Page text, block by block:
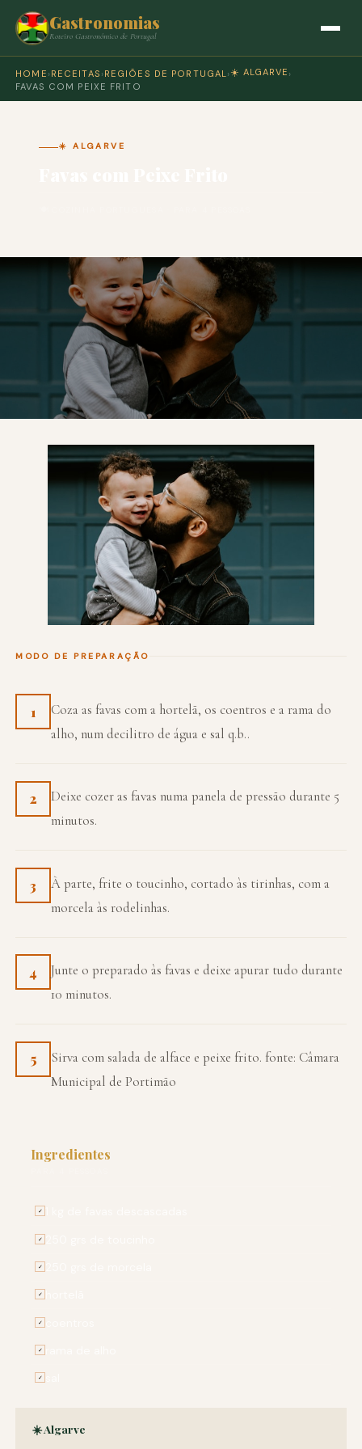
Gastronomias
Roteiro Gastronómico de Portugal
HOME › RECEITAS › REGIÕES DE PORTUGAL › ☀️ ALGARVE ›
FAVAS COM PEIXE FRITO
☀️ ALGARVE
MODO DE PREPARAÇÃO
1
Coza as favas com a hortelã, os coentros e a rama do
alho, num decilitro de água e sal q.b..
2
Deixe cozer as favas numa panela de pressão durante 5
minutos.
3
À parte, frite o toucinho, cortado às tirinhas, com a
morcela às rodelinhas.
4
Junte o preparado às favas e deixe apurar tudo durante
10 minutos.
5
Sirva com salada de alface e peixe frito. fonte: Câmara
Municipal de Portimão
Ingredientes
✓
✓
✓
✓
✓
✓
✓
☀️ Algarve